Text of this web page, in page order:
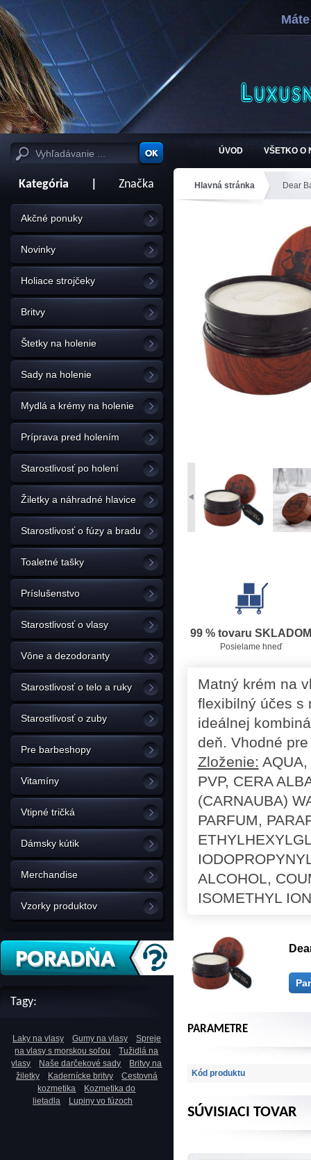
ÚVOD VŠETKO O
Kategória Značka
Akčné ponuky
Novinky
Holiace strojčeky
Britvy
Štetky na holenie
Sady na holenie
Mydlá a krémy na holenie
Príprava pred holením
Starostlivosť po holení
Žiletky a náhradné hlavice
Starostlivosť o fúzy a bradu
Toaletné tašky
Príslušenstvo
Starostlivosť o vlasy
Vône a dezodoranty
Starostlivosť o telo a ruky
Starostlivosť o zuby
Pre barbeshopy
Vitamíny
Vtipné tričká
Dámsky kútik
Merchandise
Vzorky produktov
Tagy:
Laky na vlasy Gumy na vlasy
Spreje
na vlasy s morskou soľou
Tužidlá na
vlasy
Naše darčekové sady
Britvy na
žiletky
Kadernícke britvy
Cestovná
kozmetika
Kozmetika do
lietadla
Lupiny vo fúzoch
Hlavná stránka Dear
99 % tovaru SKLADOM
Posielame hneď
Matný krém na
flexibilný účes s
ideálnej
deň. Vhodné
Zloženie:
PVP, CERA
(CARNAUBA)
PARFUM,
ALCOHOL,
ISOMETHYL
PARAMETRE
Kód produktu
SÚVISIACI TOVAR